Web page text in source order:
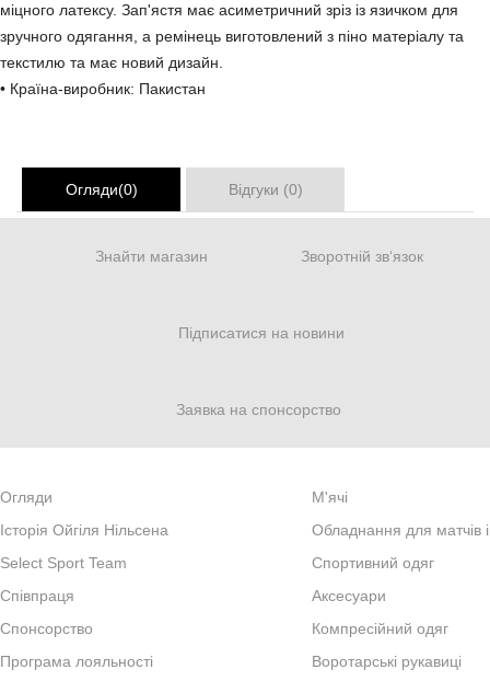
міцного латексу. Зап'ястя має асиметричний зріз із язичком для
зручного одягання, а ремінець виготовлений з піно матеріалу та
текстилю та має новий дизайн.
• Країна-виробник: Пакистан
Огляди(0) Відгуки (0)
Знайти магазин Зворотній зв‘язок
Підписатися на новини
Заявка на спонсорство
Огляди
Iсторiя Ойгiля Нiльсена
Select Sport Team
Спiвпраця
Cпонсорство
Програма лояльності
М'ячі
Обладнання для матчів
Спортивний одяг
Аксесуари
Компресійний одяг
Воротарські рукавиці